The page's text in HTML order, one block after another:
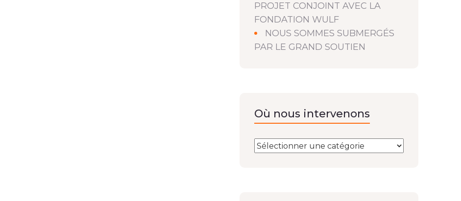
PROJET CONJOINT AVEC LA
FONDATION WULF
NOUS SOMMES SUBMERGÉS
PAR LE GRAND SOUTIEN
Où nous intervenons